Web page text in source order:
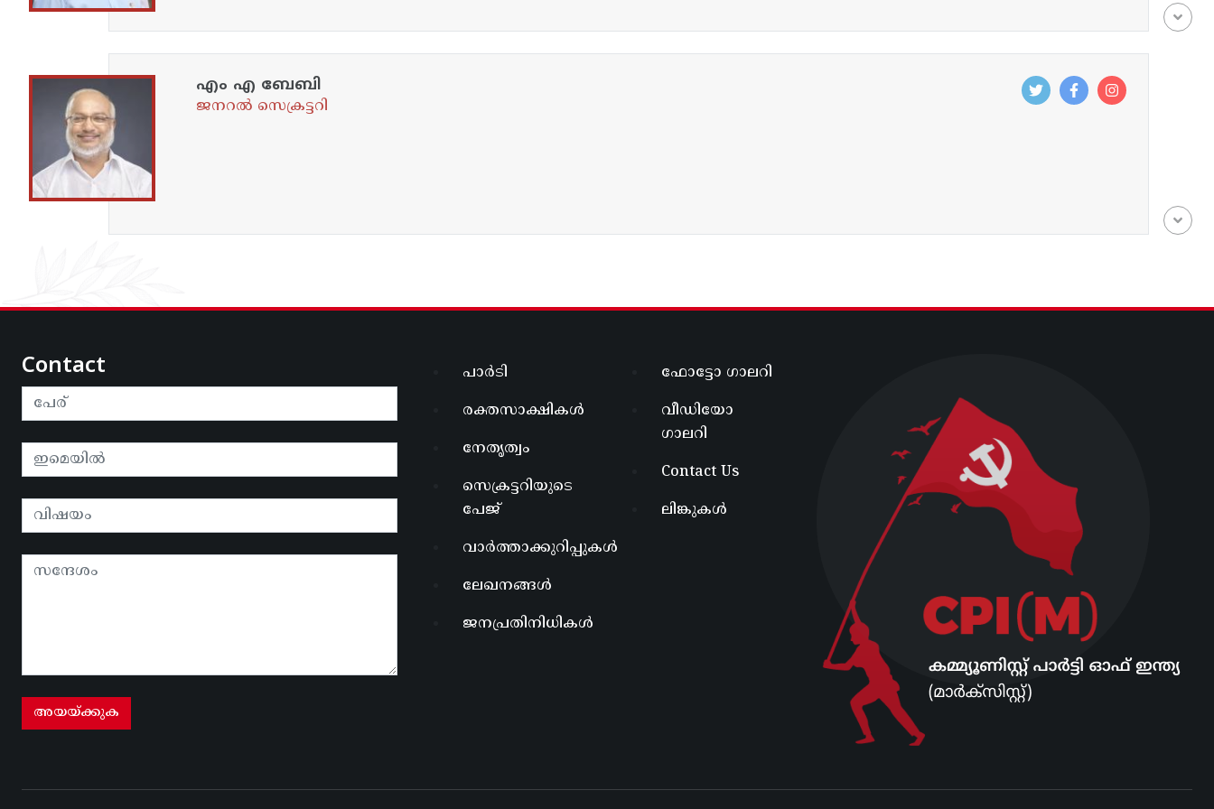
എം എ ബേബി
ജനറൽ സെക്രട്ടറി
Contact പാർടി
രക്തസാക്ഷികൾ
നേതൃത്വം
സെക്രട്ടറിയുടെ
പേജ്
വാർത്താക്കുറിപ്പുകൾ
ലേഖനങ്ങൾ
ജനപ്രതിനിധികൾ
ഫോട്ടോ ഗാലറി
വീഡിയോ
ഗാലറി
Contact Us
ലിങ്കുകൾ